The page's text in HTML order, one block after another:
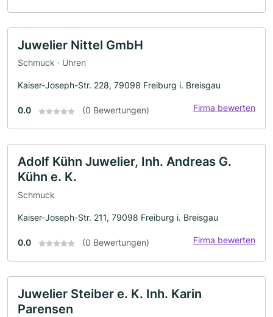
Juwelier Nittel GmbH
Schmuck · Uhren
Kaiser-Joseph-Str. 228, 79098 Freiburg i. Breisgau
0.0 (0 Bewertungen) Firma bewerten
Adolf Kühn Juwelier, Inh. Andreas G.
Kühn e. K.
Schmuck
Kaiser-Joseph-Str. 211, 79098 Freiburg i. Breisgau
0.0 (0 Bewertungen) Firma bewerten
Juwelier Steiber e. K. Inh. Karin
Parensen